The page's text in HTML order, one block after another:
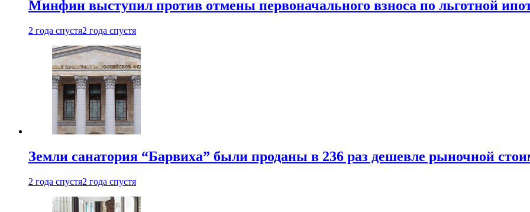
Минфин выступил против отмены первоначального взноса по льготной
2 года спустя2 года спустя
Земли санатория “Барвиха” были проданы в 236 раз дешевле рыночной
2 года спустя2 года спустя